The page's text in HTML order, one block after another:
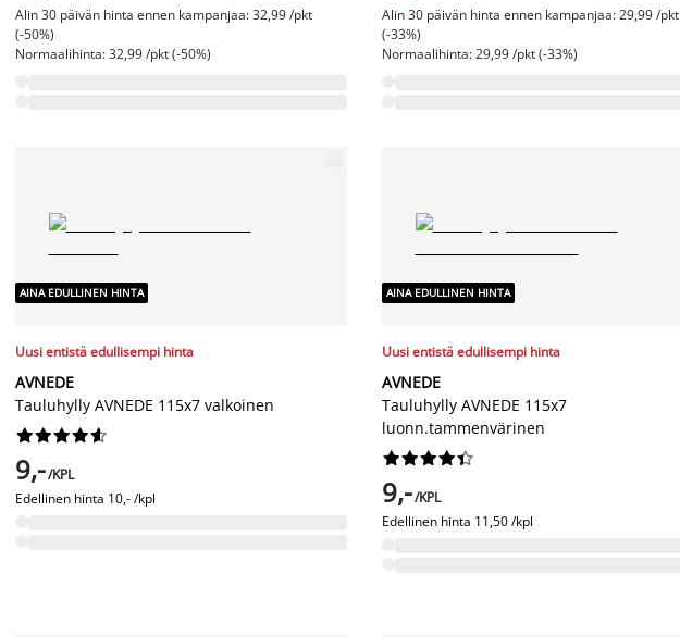
Alin 30 päivän hinta ennen kampanjaa: 32,99 /pkt
(-50%)
Normaalihinta: 32,99 /pkt (-50%)
Alin 30 päivän hinta ennen kampanjaa: 29,99 /pkt
(-33%)
Normaalihinta: 29,99 /pkt (-33%)
AINA EDULLINEN HINTA
Uusi entistä edullisempi hinta
AVNEDE
Tauluhylly AVNEDE 115x7 valkoinen






9,-/KPL
Edellinen hinta 10,- /kpl
AINA EDULLINEN HINTA
Uusi entistä edullisempi hinta
AVNEDE
Tauluhylly AVNEDE 115x7
luonn.tammenvärinen






9,-/KPL
Edellinen hinta 11,50 /kpl